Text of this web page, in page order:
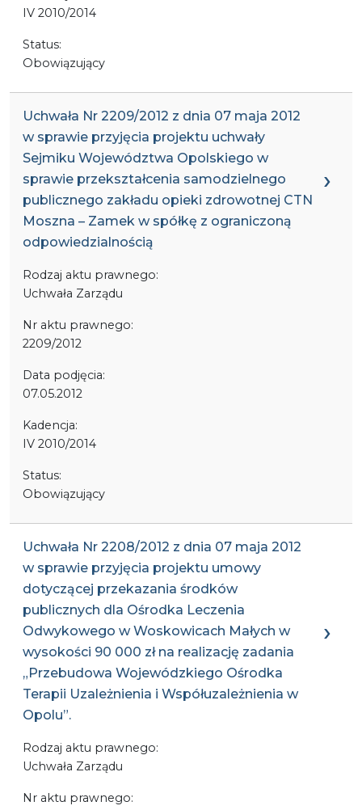
IV 2010/2014
Status:
Obowiązujący
Uchwała Nr 2209/2012 z dnia 07 maja 2012
w sprawie przyjęcia projektu uchwały
Sejmiku Województwa Opolskiego w
sprawie przekształcenia samodzielnego
publicznego zakładu opieki zdrowotnej CTN
Moszna – Zamek w spółkę z ograniczoną
odpowiedzialnością
Rodzaj aktu prawnego:
Uchwała Zarządu
Nr aktu prawnego:
2209/2012
Data podjęcia:
07.05.2012
Kadencja:
IV 2010/2014
Status:
Obowiązujący
Uchwała Nr 2208/2012 z dnia 07 maja 2012
w sprawie przyjęcia projektu umowy
dotyczącej przekazania środków
publicznych dla Ośrodka Leczenia
Odwykowego w Woskowicach Małych w
wysokości 90 000 zł na realizację zadania
„Przebudowa Wojewódzkiego Ośrodka
Terapii Uzależnienia i Współuzależnienia w
Opolu”.
Rodzaj aktu prawnego:
Uchwała Zarządu
Nr aktu prawnego: